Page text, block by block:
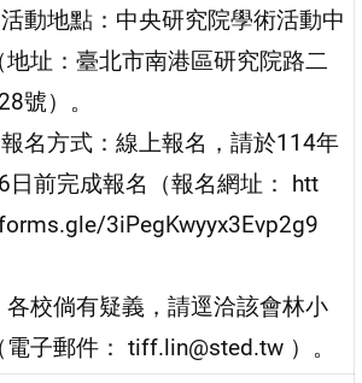
動地點：中央研究院學術活動中
地址：臺北市南港區研究院路二
號）。
名方式：線上報名，請於114年
日前完成報名（報名網址： htt
3iPegKwyyx3Evp2g9
各校倘有疑義，請逕洽該會林小
電子郵件： tiff.lin@sted.tw ）。